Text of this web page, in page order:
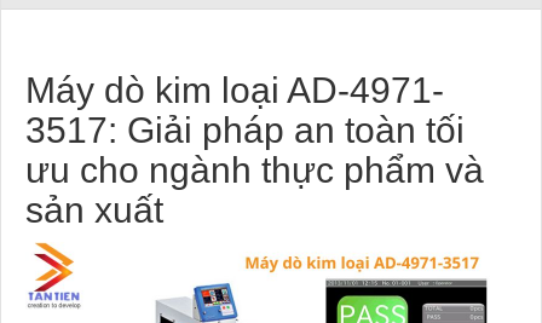
Máy dò kim loại AD-4971-
3517: Giải pháp an toàn tối
ưu cho ngành thực phẩm và
sản xuất